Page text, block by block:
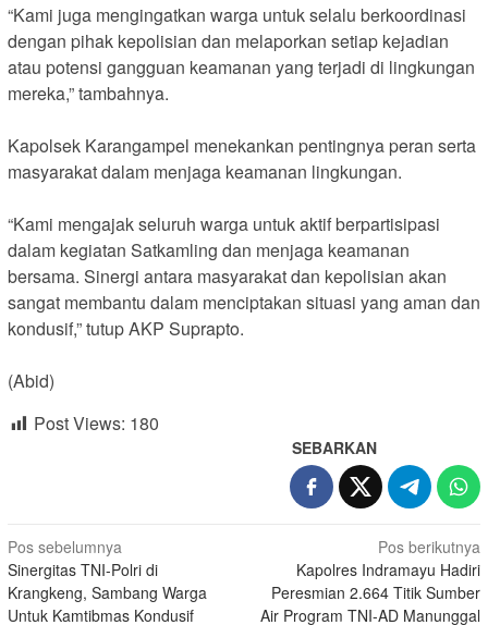
“Kami juga mengingatkan warga untuk selalu berkoordinasi
dengan pihak kepolisian dan melaporkan setiap kejadian
atau potensi gangguan keamanan yang terjadi di lingkungan
mereka,” tambahnya.
Kapolsek Karangampel menekankan pentingnya peran serta
masyarakat dalam menjaga keamanan lingkungan.
“Kami mengajak seluruh warga untuk aktif berpartisipasi
dalam kegiatan Satkamling dan menjaga keamanan
bersama. Sinergi antara masyarakat dan kepolisian akan
sangat membantu dalam menciptakan situasi yang aman dan
kondusif,” tutup AKP Suprapto.
(Abid)
Post Views: 180
SEBARKAN
Navigasi
pos
Pos sebelumnya
Sinergitas TNI-Polri di
Krangkeng, Sambang Warga
Untuk Kamtibmas Kondusif
Pos berikutnya
Kapolres Indramayu Hadiri
Peresmian 2.664 Titik Sumber
Air Program TNI-AD Manunggal